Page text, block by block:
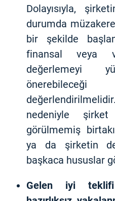
Dolayısıyla,
durumda
bir şekilde
finansal veya
değerlemeyi
nedeniyle şirket
görülmemiş
ya da şirketin
başkaca hususlar
Gelen iyi teklifi